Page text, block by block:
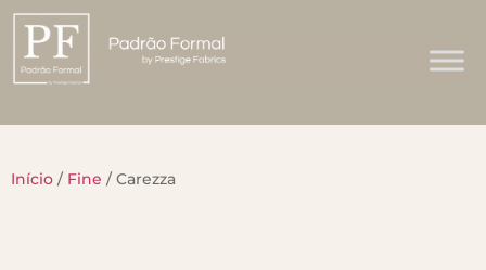
Início / Fine / Carezza